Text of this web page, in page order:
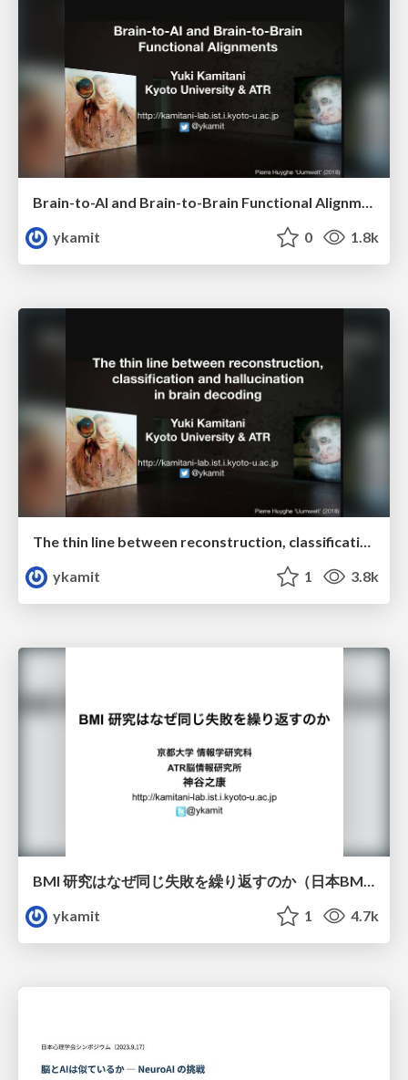
ykamit
0 1.8k
The thin line between reconstruction, classification, and hallucination in brain decoding
ykamit
1 3.8k
BMI 研究はなぜ同じ失敗を繰り返すのか（日本BMI研究会, 2021.11.5）
ykamit
1 4.7k